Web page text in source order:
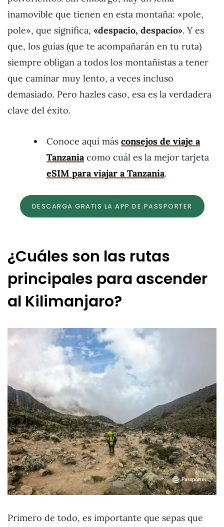
inamovible que tienen en esta montaña: «pole,
pole», que significa, «despacio, despacio». Y es
que, los guías (que te acompañarán en tu ruta)
siempre obligan a todos los montañistas a tener
que caminar muy lento, a veces incluso
demasiado. Pero hazles caso, esa es la verdadera
clave del éxito.
Conoce aquí más consejos de viaje a
Tanzaniacomo cuál es la mejor tarjeta
eSIM para viajar a Tanzania.
DESCARGA GRATIS LA APP DE PASSPORTER
¿Cuáles son las rutas
principales para ascender
al Kilimanjaro?
Primero de todo, es importante que sepas que